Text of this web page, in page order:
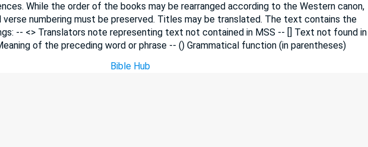
While the order of the books may be rearranged according to the Western canon,
verse numbering must be preserved. Titles may be translated. The text contains the
-- <> Translators note representing text not contained in MSS -- [] Text not found in
of the preceding word or phrase -- () Grammatical function (in parentheses)
Bible Hub